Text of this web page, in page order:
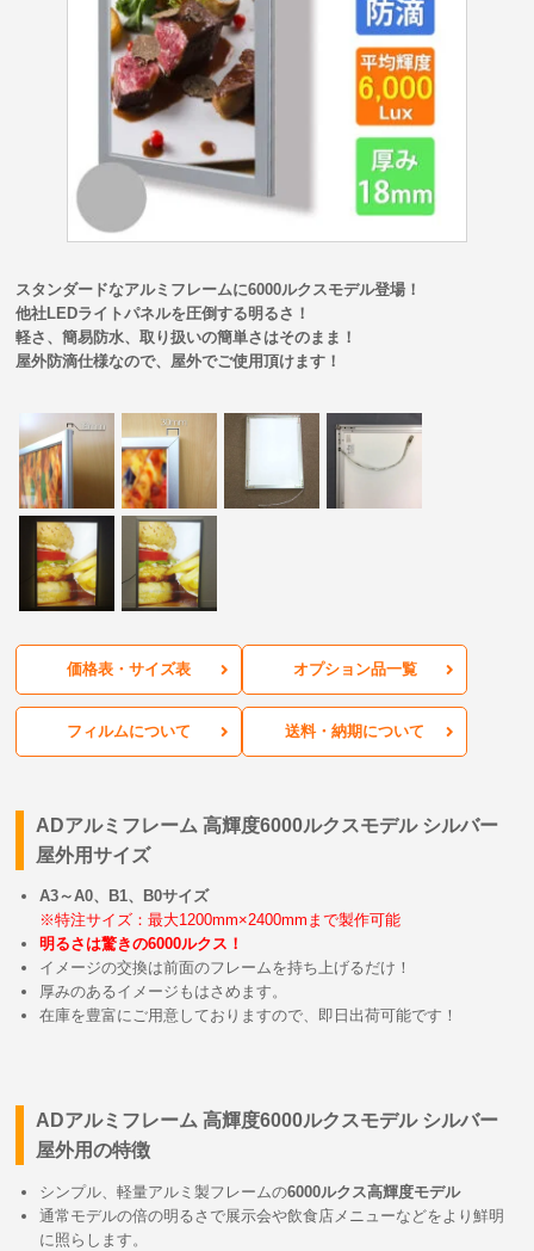
スタンダードなアルミフレームに6000ルクスモデル登場！
他社LEDライトパネルを圧倒する明るさ！
軽さ、簡易防水、取り扱いの簡単さはそのまま！
屋外防滴仕様なので、屋外でご使用頂けます！
価格表・サイズ表 オプション品一覧
フィルムについて 送料・納期について
ADアルミフレーム 高輝度6000ルクスモデル シルバー
屋外用サイズ
A3～A0、B1、B0サイズ
※特注サイズ：最大1200mm×2400mmまで製作可能
明るさは驚きの6000ルクス！
イメージの交換は前面のフレームを持ち上げるだけ！
厚みのあるイメージもはさめます。
在庫を豊富にご用意しておりますので、即日出荷可能です！
ADアルミフレーム 高輝度6000ルクスモデル シルバー
屋外用の特徴
シンプル、軽量アルミ製フレームの6000ルクス高輝度モデル
通常モデルの倍の明るさで展示会や飲食店メニューなどをより鮮明
に照らします。